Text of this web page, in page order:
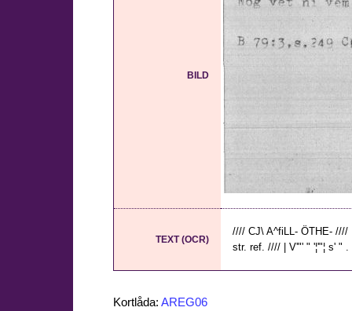
BILD
TEXT (OCR)
//// CJ\ A^fiLL- ÖTHE- ////
str. ref. //// | V'"' " '¦'"¦ s' "
Kortlåda: AREG06